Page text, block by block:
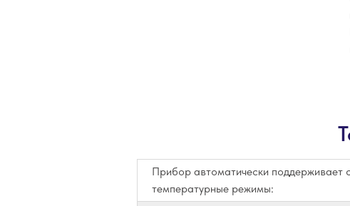
Прибор автоматически поддерживает
температурные режимы: